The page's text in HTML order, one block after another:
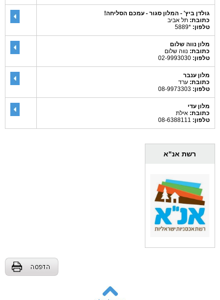
גולדן ביץ' - המלון סגור - עמכם הסליחה!
כתובת: תל אביב
טלפון: *5889
מלון נווה שלום
כתובת: נווה שלום
טלפון:
מלון ענבר
כתובת: ערד
טלפון:
מלון עדי
כתובת: אילת
טלפון:
רשת אנ"א